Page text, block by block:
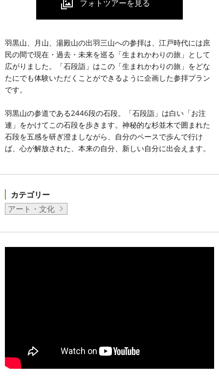
羽黒山、月山、湯殿山の出羽三山への参拝は、江戸時代には庶
民の間で現在・過去・未来を巡る「生まれかわりの旅」として
広がりました。「石段詣」はこの「生まれかわりの旅」をどな
たにでも体験いただくことができるように企画した参拝プラン
です。
羽黒山の参道である2446段の石段。「石段詣」は白い「お注
連」をかけてこの石段を歩きます。神秘的な杉並木で囲まれた
石段を五感を研ぎ澄ましながら、自分のペースで歩んで行け
ば、心が解放された、本来の自分、新しい自分に出会えます。
カテゴリー
アート・文化